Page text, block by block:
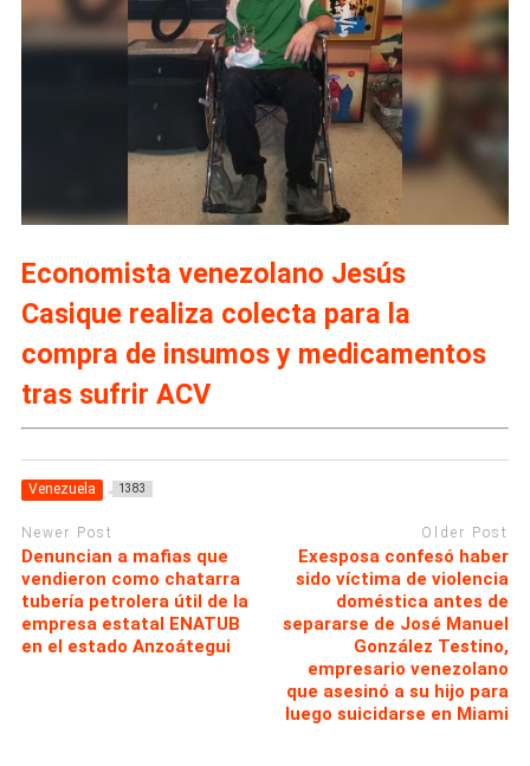
Economista venezolano Jesús
Casique realiza colecta para la
compra de insumos y medicamentos
tras sufrir ACV
Venezuela 1383
Newer Post
Denuncian a mafias que
vendieron como chatarra
tubería petrolera útil de la
empresa estatal ENATUB
en el estado Anzoátegui
Older Post
Exesposa confesó haber
sido víctima de violencia
doméstica antes de
separarse de José Manuel
González Testino,
empresario venezolano
que asesinó a su hijo para
luego suicidarse en Miami